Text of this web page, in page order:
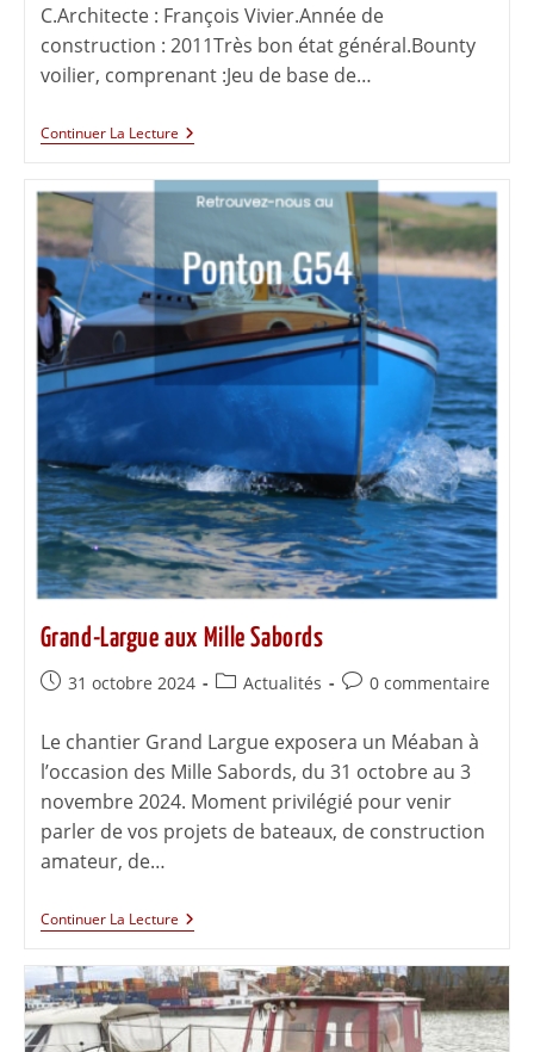
C.Architecte : François Vivier.Année de
construction : 2011Très bon état général.Bounty
voilier, comprenant :Jeu de base de…
Continuer La Lecture
Grand-Largue aux Mille Sabords
31 octobre 2024 Actualités 0 commentaire
Le chantier Grand Largue exposera un Méaban à
l’occasion des Mille Sabords, du 31 octobre au 3
novembre 2024. Moment privilégié pour venir
parler de vos projets de bateaux, de construction
amateur, de…
Continuer La Lecture